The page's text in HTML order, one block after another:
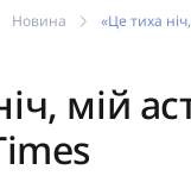
Новина «Це тиха
мій